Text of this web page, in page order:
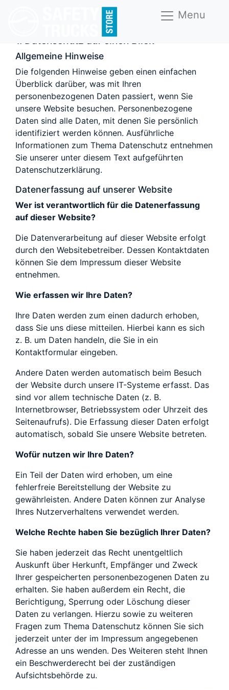
Menu
Privatsphäre und Datenschutz
Datenschutzerklärung
1. Datenschutz auf einen Blick
Allgemeine Hinweise
Die folgenden Hinweise geben einen einfachen
Überblick darüber, was mit Ihren
personenbezogenen Daten passiert, wenn Sie
unsere Website besuchen. Personenbezogene
Daten sind alle Daten, mit denen Sie persönlich
identifiziert werden können. Ausführliche
Informationen zum Thema Datenschutz entnehmen
Sie unserer unter diesem Text aufgeführten
Datenschutzerklärung.
Datenerfassung auf unserer Website
Wer ist verantwortlich für die Datenerfassung
auf dieser Website?
Die Datenverarbeitung auf dieser Website erfolgt
durch den Websitebetreiber. Dessen Kontaktdaten
können Sie dem Impressum dieser Website
entnehmen.
Wie erfassen wir Ihre Daten?
Ihre Daten werden zum einen dadurch erhoben,
dass Sie uns diese mitteilen. Hierbei kann es sich
z. B. um Daten handeln, die Sie in ein
Kontaktformular eingeben.
Andere Daten werden automatisch beim Besuch
der Website durch unsere IT-Systeme erfasst. Das
sind vor allem technische Daten (z. B.
Internetbrowser, Betriebssystem oder Uhrzeit des
Seitenaufrufs). Die Erfassung dieser Daten erfolgt
automatisch, sobald Sie unsere Website betreten.
Wofür nutzen wir Ihre Daten?
Ein Teil der Daten wird erhoben, um eine
fehlerfreie Bereitstellung der Website zu
gewährleisten. Andere Daten können zur Analyse
Ihres Nutzerverhaltens verwendet werden.
Welche Rechte haben Sie bezüglich Ihrer Daten?
Sie haben jederzeit das Recht unentgeltlich
Auskunft über Herkunft, Empfänger und Zweck
Ihrer gespeicherten personenbezogenen Daten zu
erhalten. Sie haben außerdem ein Recht, die
Berichtigung, Sperrung oder Löschung dieser
Daten zu verlangen. Hierzu sowie zu weiteren
Fragen zum Thema Datenschutz können Sie sich
jederzeit unter der im Impressum angegebenen
Adresse an uns wenden. Des Weiteren steht Ihnen
ein Beschwerderecht bei der zuständigen
Aufsichtsbehörde zu.